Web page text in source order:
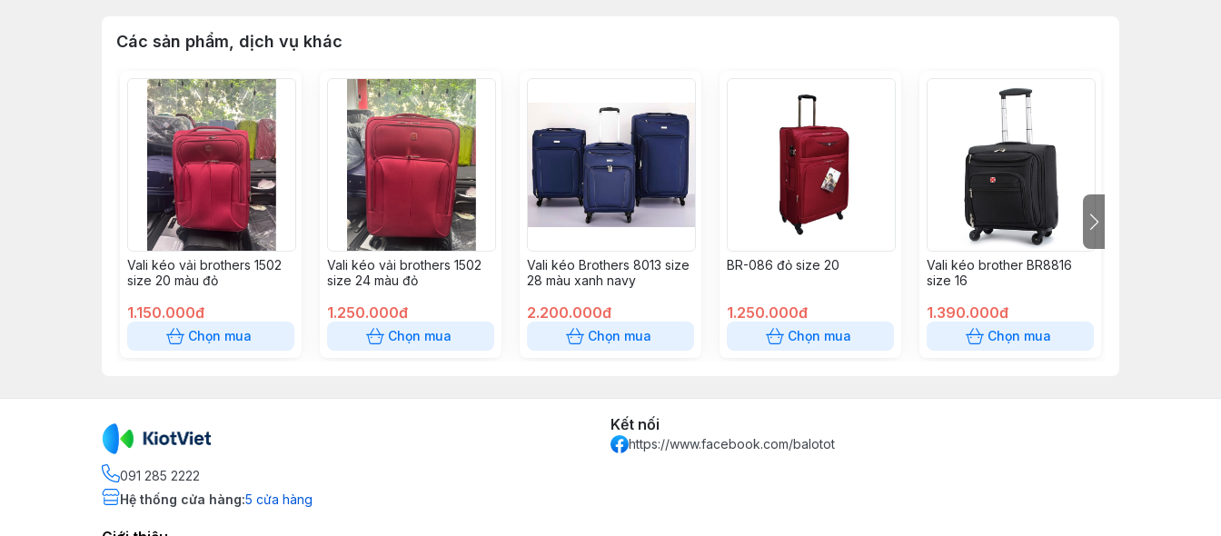
Các sản phẩm, dịch vụ khác
Vali kéo vải brothers 1502
size 20 màu đỏ
1.150.000đ
Chọn mua
Vali kéo vải brothers 1502
size 24 màu đỏ
1.250.000đ
Chọn mua
Vali kéo Brothers 8013 size
28 màu xanh navy
2.200.000đ
Chọn mua
BR-086 đỏ size 20
1.250.000đ
Chọn mua
Vali kéo brother BR8816
size 16
1.390.000đ
Chọn mua
091 285 2222
Hệ thống cửa hàng:5 cửa hàng
Kết nối
https://www.facebook.com/balotot